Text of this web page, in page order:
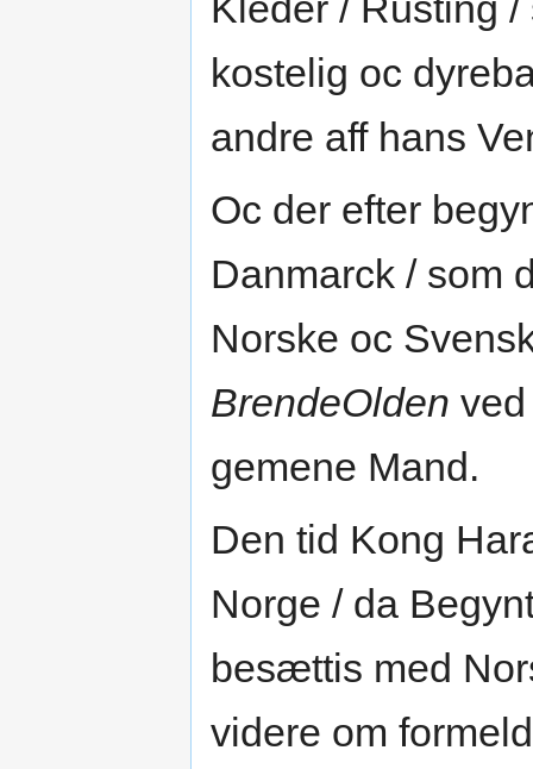
kostelig oc
andre aff hans
Oc der efter
Danmarck / som
Norske oc
BrendeOlden
gemene Mand.
Den tid Kong
Norge / da
besættis med
videre om